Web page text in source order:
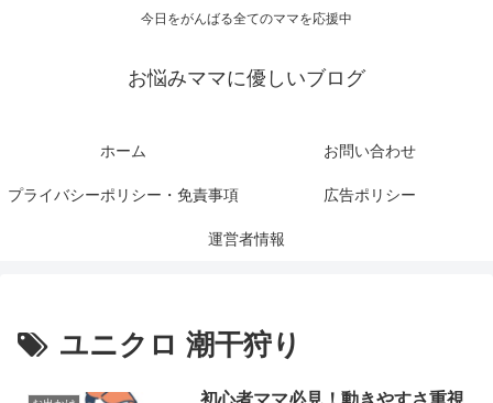
今日をがんばる全てのママを応援中
お悩みママに優しいブログ
ホーム お問い合わせ
プライバシーポリシー・免責事項 広告ポリシー
運営者情報
ユニクロ 潮干狩り
初心者ママ必見！動きやすさ重視